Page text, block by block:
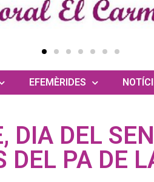
EFEMÈRIDES
DIA DEL
DEL PA DE